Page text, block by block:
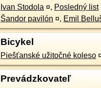
Ivan Stodola ¤, Posledný list
Šandor pavilón ¤, Emil
Bicykel
Piešťanské užitočné koleso
Prevádzkovateľ